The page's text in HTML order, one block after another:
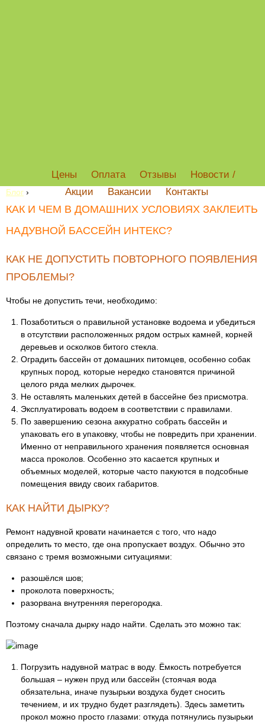
Цены Оплата Отзывы
Новости /
Акции
Вакансии Контакты
Блог ›
КАК И ЧЕМ В ДОМАШНИХ УСЛОВИЯХ ЗАКЛЕИТЬ
НАДУВНОЙ БАССЕЙН ИНТЕКС?
КАК НЕ ДОПУСТИТЬ ПОВТОРНОГО ПОЯВЛЕНИЯ
ПРОБЛЕМЫ?
Чтобы не допустить течи, необходимо:
Позаботиться о правильной установке водоема и убедиться
в отсутствии расположенных рядом острых камней, корней
деревьев и осколков битого стекла.
Оградить бассейн от домашних питомцев, особенно собак
крупных пород, которые нередко становятся причиной
целого ряда мелких дырочек.
Не оставлять маленьких детей в бассейне без присмотра.
Эксплуатировать водоем в соответствии с правилами.
По завершению сезона аккуратно собрать бассейн и
упаковать его в упаковку, чтобы не повредить при хранении.
Именно от неправильного хранения появляется основная
масса проколов. Особенно это касается крупных и
объемных моделей, которые часто пакуются в подсобные
помещения ввиду своих габаритов.
КАК НАЙТИ ДЫРКУ?
Ремонт надувной кровати начинается с того, что надо
определить то место, где она пропускает воздух. Обычно это
связано с тремя возможными ситуациями:
разошёлся шов;
проколота поверхность;
разорвана внутренняя перегородка.
Поэтому сначала дырку надо найти. Сделать это можно так:
Погрузить надувной матрас в воду. Ёмкость потребуется
большая – нужен пруд или бассейн (стоячая вода
обязательна, иначе пузырьки воздуха будет сносить
течением, и их трудно будет разглядеть). Здесь заметить
прокол можно просто глазами: откуда потянулись пузырьки